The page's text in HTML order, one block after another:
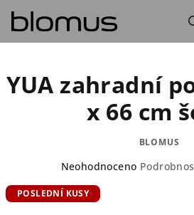
obsah
YUA zahradní
x 66 cm
BLOMUS
Průměrné
produktu
Neohodnoceno
POSLEDNÍ KUSY